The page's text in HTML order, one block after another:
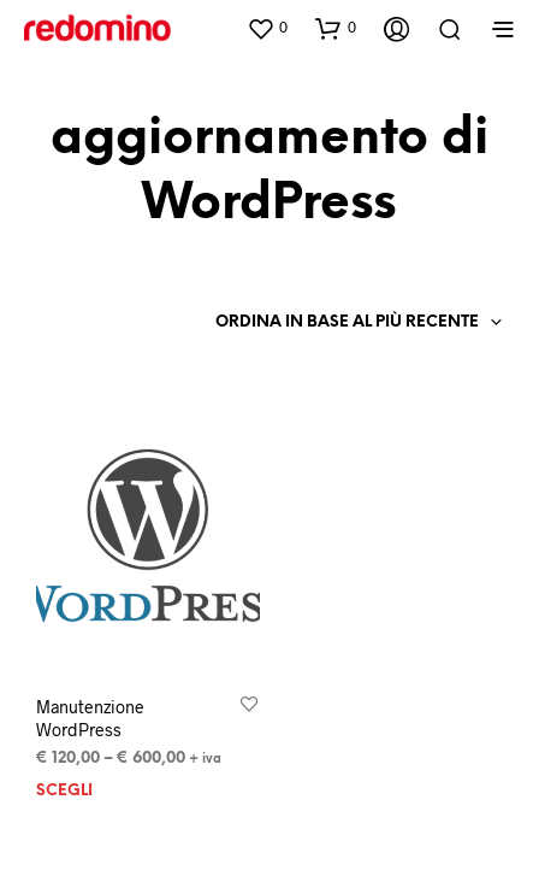
0 0
aggiornamento di
WordPress
ORDINA IN BASE AL PIÙ RECENTE
Manutenzione
WordPress
€ 120,00 – € 600,00 + iva
SCEGLI